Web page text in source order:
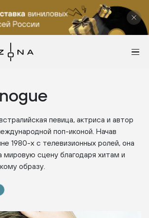
певица, актриса и автор
поп-иконой. Начав
1980-х с телевизионных ролей, она
мировую сцену благодаря хитам и
образу.